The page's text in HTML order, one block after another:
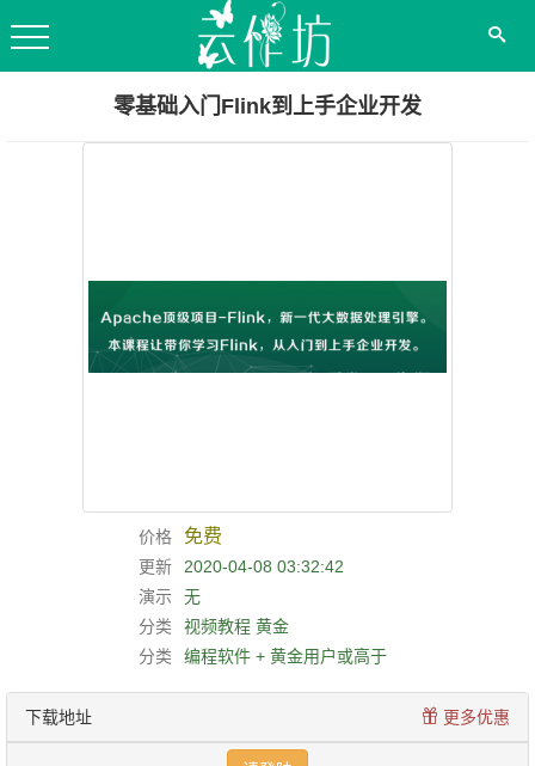
零基础入门Flink到上手企业开发
价格 免费
更新
2020-04-08 03:32:42
演示
无
分类
视频教程 黄金
分类
编程软件 + 黄金用户或高于
更多优惠
下载地址